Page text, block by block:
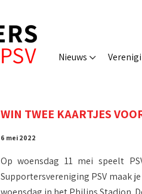
Nieuws
WIN TWEE KAARTJES
6 mei 2022
Op woensdag 11 mei speelt
Supportersvereniging PSV maak